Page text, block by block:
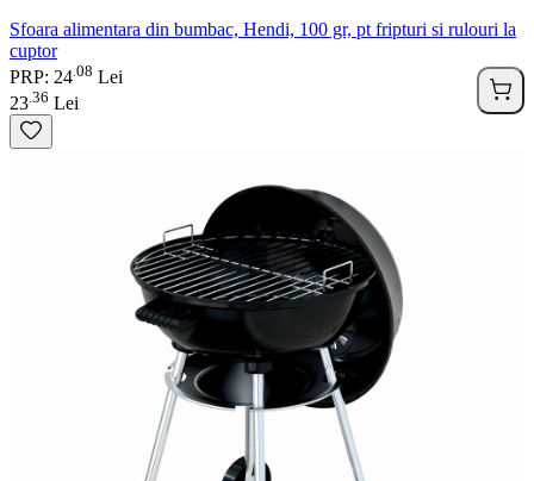
Sfoara alimentara din bumbac, Hendi, 100 gr, pt fripturi si rulouri la
cuptor
PRP: 24 08 Lei
23 36 Lei